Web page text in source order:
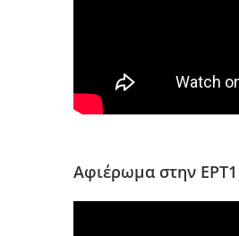
Αφιέρωμα στην